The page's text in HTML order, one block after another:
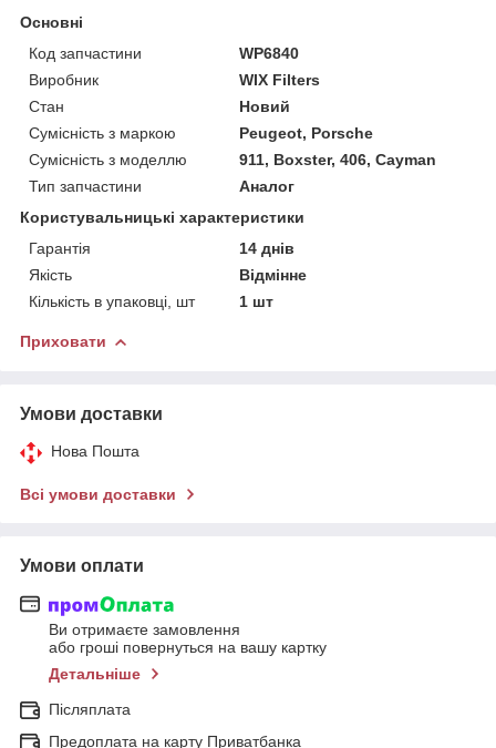
Основні
Код запчастини
WP6840
Виробник
WIX Filters
Стан
Новий
Сумісність з маркою
Peugeot, Porsche
Сумісність з моделлю
911, Boxster, 406, Cayman
Тип запчастини
Аналог
Користувальницькі характеристики
Гарантія
14 днів
Якість
Відмінне
Кількість в упаковці, шт
1 шт
Приховати
Умови доставки
Нова Пошта
Всі умови доставки
Умови оплати
Ви отримаєте замовлення
або гроші повернуться на вашу картку
Детальніше
Післяплата
Предоплата на карту Приватбанка